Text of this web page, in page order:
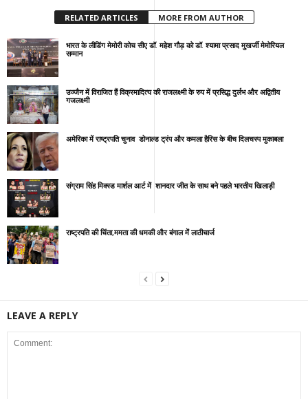
RELATED ARTICLES MORE FROM AUTHOR
भारत के लीडिंग मेमोरी कोच सीए डॉ. महेश गौड़ को डॉ. श्यामा प्रसाद मुखर्जी मेमोरियल
सम्मान
उज्जैन में विराजित हैं विक्रमादित्य की राजलक्ष्मी के रुप में प्रसिद्ध दुर्लभ और अद्वितीय
गजलक्ष्मी
अमेरिका में राष्ट्रपति चुनाव डोनाल्ड ट्रंप और कमला हैरिस के बीच दिलचस्प मुकाबला
संग्राम सिंह मिक्स्ड मार्शल आर्ट में शानदार जीत के साथ बने पहले भारतीय खिलाड़ी
राष्ट्रपति की चिंता,ममता की धमकी और बंगाल में लाठीचार्ज
LEAVE A REPLY